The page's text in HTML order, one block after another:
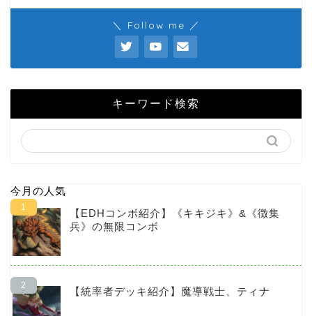
＼ Follow me ／
キーワード検索
今月の人気
【EDHコンボ紹介】《キキジキ》&《徴集
兵》の無限コンボ
【統率者デッキ紹介】魔導戦士、ティナ